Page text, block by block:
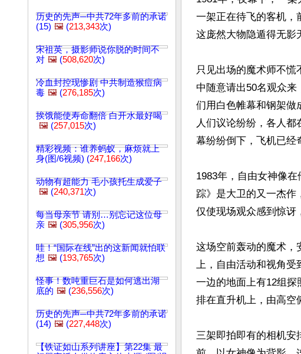
历史的先声─中共72年多前的承诺
(15) 🖼️ (213,343次)
宋祖英，摄影师说你脱的时间不
对 🖼️ (508,620次)
冷血封控现惨剧 中共制造猴痘病
毒 🖼️ (276,185次)
挨饿能使寿命翻倍 白开水最好喝
🖼️ (257,015次)
精彩视频：谁养蚂蚁，麻烦就上
身(图/6视频) (247,166次)
动物有超能力 毛小孩托生成爱子
🖼️ (240,371次)
每当母亲节 请别…别忘记这位母
亲 🖼️ (305,956次)
哇！“国际在线”出的这新闻就怕联
想 🖼️ (193,765次)
怪事！数吨重巨石是如何逃出湖
底的 🖼️ (236,556次)
历史的先声─中共72年多前的承诺
(14) 🖼️ (227,448次)
【铁证如山系列讲座】第22集 最
一架正在待飞的客机，
这庞然大物隐遁得无影
只见出场的魔术师不
中随意请出50名观众
们用白色帷幕和钢架做
人们议论纷纷，各人
幕纷纷倒下，飞机已经
1983年，自由女神像
踪》是大卫的又一杰作
仅使现场观众感到惊讶
这场空前轰动的魔术，
上，自由活动和视角受
一边的地面上有12组
排在直升机上，由高空
三架即拍即有的相机安